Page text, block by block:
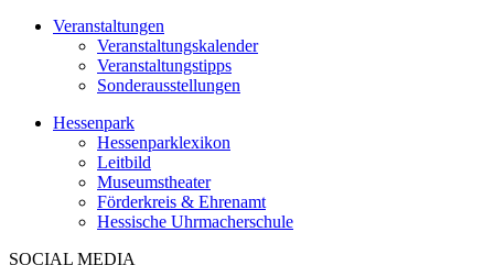
Veranstaltungen
Veranstaltungskalender
Veranstaltungstipps
Sonderausstellungen
Hessenpark
Hessenparklexikon
Leitbild
Museumstheater
Förderkreis & Ehrenamt
Hessische Uhrmacherschule
SOCIAL MEDIA